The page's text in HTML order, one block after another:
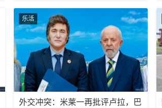
乐活
外交冲突：米莱一再批评卢拉，巴